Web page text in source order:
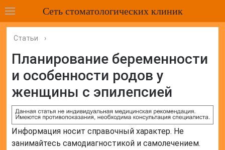
Сеть стоматологических клиник
Статьи ›
Планирование беременности
и особенности родов у
женщины с эпилепсией
Информация носит справочный характер. Не
занимайтесь самодиагностикой и самолечением.